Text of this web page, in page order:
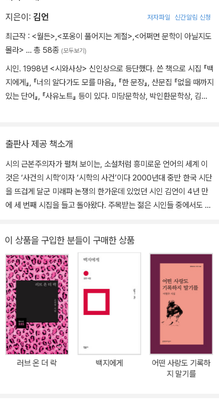
지은이: 김언 저자파일 신간알림 신청
최근작 : <월든> <포옹이 풀어지는 계절> <어쩌면 문학이 아닐지도
몰라> … 총 58종 (모두보기)
시인. 1998년 <시와사상> 신인상으로 등단했다. 쓴 책으로 시집 『백
지에게』, 『너의 알다가도 모를 마음』, 『한 문장』, 산문집 『없을 때까지
있는 단어』, 『사유노트』 등이 있다. 미당문학상, 박인환문학상, 김현
출판사 제공 책소개
시의 근본주의자가 펼쳐 보이는, 소설처럼 흥미로운 언어의 세계 이
것은 ‘사건의 시학’이자 ‘시학의 사건’이다 2000년대 중반 한국 시단
을 뜨겁게 달군 미래파 논쟁의 한가운데 있었던 시인 김언이 4년 만
에 세 번째 시집을 들고 돌아왔다. 주목받는 젊은 시인들 중에서도 하
쓰자』는 독자들에게 시의 근원에 대한 질문과 더불어 시에서 가장 먼
곳의 물음을 함께 던진다. 가장 깊은 의미에서 ‘시란 무엇인가?’와 가
장 넓은 범위에서 ‘시란 무엇인가?’란 질문이 함께 내장된 시집 『소설
을 쓰자』는 소설처럼 흥미로운 언어의 세계로 우리를 초대한다. 가장
은밀한 소통을 꿈꾸는 시 『숨쉬는 무덤』에서 뛰쳐나온 『거인』, 즉 유
령이 부르는 노래가 이러할까. 시인 김언이 4년 만에 기괴한 제목의
세 번째 시집을 들고 돌아왔으니, 이름하여 『소설을 쓰자』. 이번 시집
의 해설을 맡은 문학평론가 신형철은 “이 시들을 블로그에 올려도 댓
글 따위는 달리지 않을” 것이며, “하루에 세 편 이상 읽으면 사용자의
머리가 과열되어 폭발할 수 있”다고 경고한다. “그런데도 읽을 필요
이 상품을 구입한 분들이 구매한 상품
러브 온 더 락 백지에게
어떤 사랑도 기록하
지 말기를